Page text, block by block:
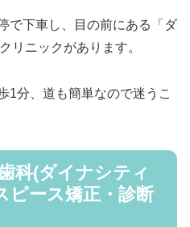
で下車し、目の前にある「ダ
リニックがあります。
1分、道も簡単なので迷うこ
科(ダイナシティ
ピース矯正・診断